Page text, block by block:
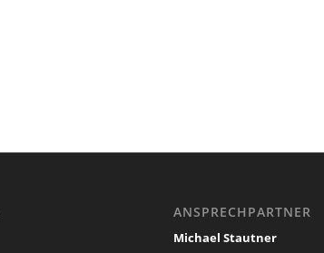
ANSPRECHPARTNER
Michael Stautner